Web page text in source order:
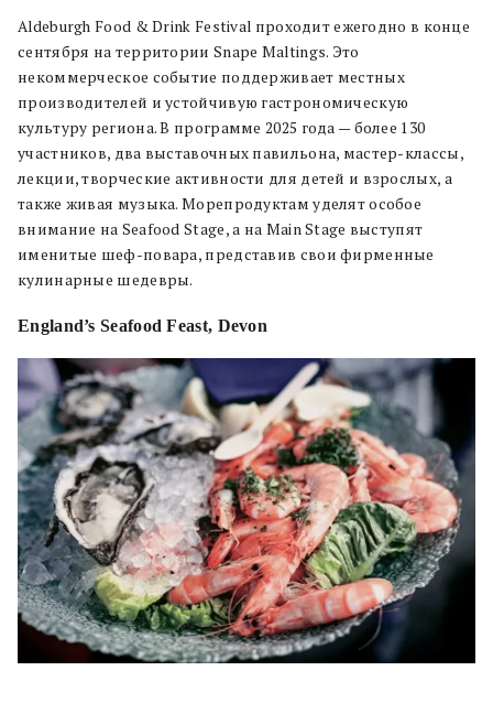
Aldeburgh Food & Drink Festival проходит ежегодно в конце
сентября на территории Snape Maltings. Это
некоммерческое событие поддерживает местных
производителей и устойчивую гастрономическую
культуру региона. В программе 2025 года — более 130
участников, два выставочных павильона, мастер-классы,
лекции, творческие активности для детей и взрослых, а
также живая музыка. Морепродуктам уделят особое
внимание на Seafood Stage, а на Main Stage выступят
именитые шеф-повара, представив свои фирменные
кулинарные шедевры.
England’s Seafood Feast, Devon